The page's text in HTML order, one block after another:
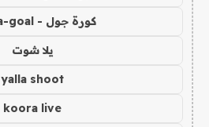
كورة جول - koora-goal
يلا شوت
yalla shoot
koora live